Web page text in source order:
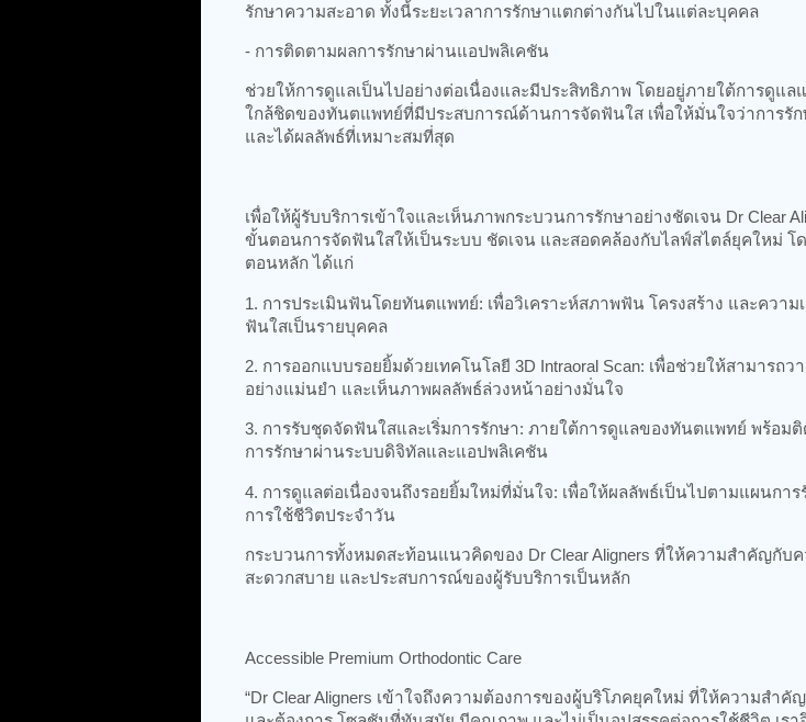
รักษาความสะอาด ทั้งนี้ระยะเวลาการรักษาแตกต่างกันไปในแต่ละบุคคล
- การติดตามผลการรักษาผ่านแอปพลิเคชัน
ช่วยให้การดูแลเป็นไปอย่างต่อเนื่องและมีประสิทธิภาพ โดยอยู่ภายใต้การดูแล
ใกล้ชิดของทันตแพทย์ที่มีประสบการณ์ด้านการจัดฟันใส เพื่อให้มั่นใจว่าการรั
และได้ผลลัพธ์ที่เหมาะสมที่สุด
เพื่อให้ผู้รับบริการเข้าใจและเห็นภาพกระบวนการรักษาอย่างชัดเจน Dr Clear
ขั้นตอนการจัดฟันใสให้เป็นระบบ ชัดเจน และสอดคล้องกับไลฟ์สไตล์ยุคใหม่ โ
ตอนหลัก ได้แก่
1. การประเมินฟันโดยทันตแพทย์: เพื่อวิเคราะห์สภาพฟัน โครงสร้าง และความ
ฟันใสเป็นรายบุคคล
2. การออกแบบรอยยิ้มด้วยเทคโนโลยี 3D Intraoral Scan: เพื่อช่วยให้สามารถว
อย่างแม่นยำ และเห็นภาพผลลัพธ์ล่วงหน้าอย่างมั่นใจ
3. การรับชุดจัดฟันใสและเริ่มการรักษา: ภายใต้การดูแลของทันตแพทย์ พร้อม
การรักษาผ่านระบบดิจิทัลและแอปพลิเคชัน
4. การดูแลต่อเนื่องจนถึงรอยยิ้มใหม่ที่มั่นใจ: เพื่อให้ผลลัพธ์เป็นไปตามแผนกา
การใช้ชีวิตประจำวัน
กระบวนการทั้งหมดสะท้อนแนวคิดของ Dr Clear Aligners ที่ให้ความสำคัญกับ
สะดวกสบาย และประสบการณ์ของผู้รับบริการเป็นหลัก
Accessible Premium Orthodontic Care
“Dr Clear Aligners เข้าใจถึงความต้องการของผู้บริโภคยุคใหม่ ที่ให้ความสำคั